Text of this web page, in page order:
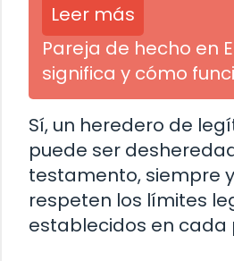
Leer más
Pareja de hecho en
significa y cómo
Sí, un heredero de
puede ser
testamento, siempre
respeten los límites
establecidos en cada